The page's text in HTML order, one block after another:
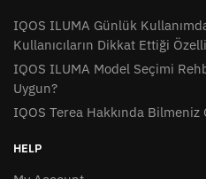
IQOS ILUMA Günlük
Kullanıcıların Dikkat Ettiği
IQOS ILUMA Model Seçimi
Uygun?
IQOS Terea Hakkında Bilmeniz
HELP